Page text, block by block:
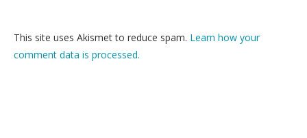
This site uses Akismet to reduce spam. Learn how your
comment data is processed.